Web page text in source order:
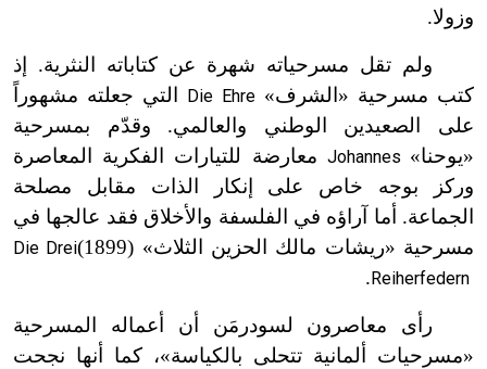
وزولا.
ولم تقل مسرحياته شهرة عن كتاباته النثرية. إذ
كتب مسرحية «الشرف»Die Ehre
التي جعلته مشهوراً
على الصعيدين الوطني والعالمي. وقدّم بمسرحية
«يوحنا» Johannes معارضة للتيارات الفكرية المعاصرة
وركز بوجه خاص على إنكار الذات مقابل مصلحة
الجماعة. أما آراؤه في الفلسفة والأخلاق فقد عالجها في
مسرحية «ريشات مالك الحزين الثلاث» (1899)
Die Drei
Reiherfedern
.
رأى معاصرون لسودرمَن أن أعماله المسرحية
«مسرحيات ألمانية تتحلى بالكياسة»، كما أنها نجحت